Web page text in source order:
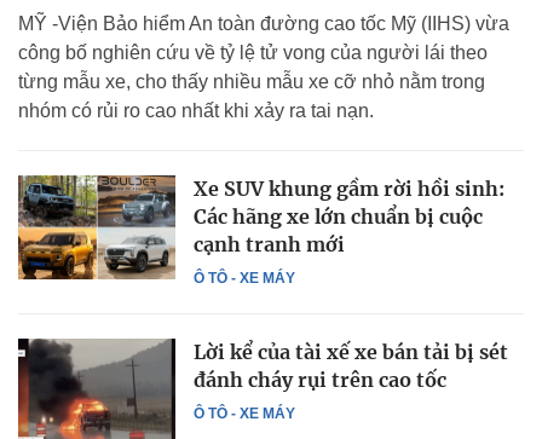
MỸ -Viện Bảo hiểm An toàn đường cao tốc Mỹ (IIHS) vừa
công bố nghiên cứu về tỷ lệ tử vong của người lái theo
từng mẫu xe, cho thấy nhiều mẫu xe cỡ nhỏ nằm trong
nhóm có rủi ro cao nhất khi xảy ra tai nạn.
Ô TÔ - XE MÁY
Xe SUV khung gầm rời hồi sinh:
Các hãng xe lớn chuẩn bị cuộc
cạnh tranh mới
Ô TÔ - XE MÁY
Lời kể của tài xế xe bán tải bị sét
đánh cháy rụi trên cao tốc